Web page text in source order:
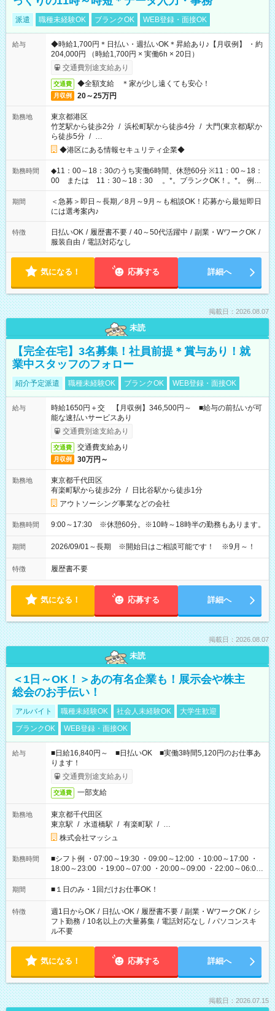
派遣 職種未経験OK ブランクOK WEB登録・面接OK
給与
◆時給1,700円＊日払い・週払いOK＊昇給あり♪【月収例】 ・約
204,000円 （時給1,700円 × 実働6h × 20日）
交通費別途支給あり
交通費 ◆全額支給 ＊家が少し遠くても安心！
月収例 20～25万円
勤務地
東京都港区
竹芝駅から徒歩2分 / 浜松町駅から徒歩4分 / 大門(東京都)駅か
ら徒歩5分 / …
◆港区にある情報セキュリティ企業◆
勤務時間
◆11：00～18：30のうち実働6時間、休憩60分 ※11：00～18：
00 または 11：30～18：30 。*。ブランクOK！。*。 例え
ば前職が、 在宅/財団法人/事務/コールセンター/受付/販売/カフェ
スタッフ スイーツ販売/ホテルフロント/化粧品販売/など 様々な
業界から入社して活躍されています♪
期間
＜急募＞即日～長期／8月～9月～も相談OK！応募から最短即日
には選考案内♪
特徴 日払いOK / 履歴書不要 / 40～50代活躍中 / 副業・WワークOK /
服装自由 / 電話対応なし
気になる！ 応募する 詳細へ
掲載日：2026.08.07
未読
【完全在宅】3名募集！社員前提＊賞与あり！就
業中スタッフのフォロー
紹介予定派遣 職種未経験OK ブランクOK WEB登録・面接OK
給与
時給1650円＋交 【月収例】346,500円～ ■給与の前払いが可
能な速払いサービスあり
交通費別途支給あり
交通費 交通費支給あり
月収例 30万円～
勤務地
東京都千代田区
有楽町駅から徒歩2分 / 日比谷駅から徒歩1分
アウトソーシング事業などの会社
勤務時間 9:00～17:30 ※休憩60分。※10時～18時半の勤務もあります。
期間 2026/09/01～長期 ※開始日はご相談可能です！ ※9月～！
特徴 履歴書不要
気になる！ 応募する 詳細へ
掲載日：2026.08.07
未読
＜1日～OK！＞あの有名企業も！展示会や株主
総会のお手伝い！
アルバイト 職種未経験OK 社会人未経験OK
大学生歓迎
ブランクOK
WEB登録・面接OK
給与
■日給16,840円～ ■日払いOK ■実働3時間5,120円のお仕事あ
ります！
交通費別途支給あり
交通費 一部支給
勤務地
東京都千代田区
東京駅 / 水道橋駅 / 有楽町駅 / …
株式会社マッシュ
勤務時間
■シフト例 ・07:00～19:30 ・09:00～12:00 ・10:00～17:00 ・
18:00～23:00 ・19:00～07:00 ・20:00～09:00 ・22:00～06:00
etc ★最短で3時間で5,120円のお仕事から 15時間で2万円近く稼
げるお仕事も！ ご希望のお時間に合わせてご紹介！ ※シフトは
ください！
期間 ■１日のみ・1回だけお仕事OK！
特徴 週1日からOK / 日払いOK / 履歴書不要 / 副業・WワークOK / シ
フト勤務 / 10名以上の大量募集 / 電話対応なし / パソコンスキ
ル不要
気になる！ 応募する 詳細へ
掲載日：2026.07.15